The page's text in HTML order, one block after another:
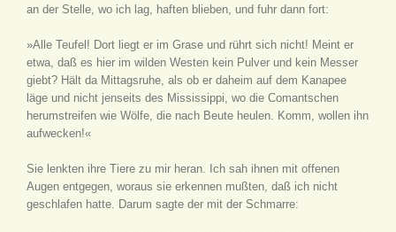
an der Stelle, wo ich lag, haften blieben, und fuhr dann fort:
»Alle Teufel! Dort liegt er im Grase und rührt sich nicht! Meint er
etwa, daß es hier im wilden Westen kein Pulver und kein Messer
giebt? Hält da Mittagsruhe, als ob er daheim auf dem Kanapee
läge und nicht jenseits des Mississippi, wo die Comantschen
herumstreifen wie Wölfe, die nach Beute heulen. Komm, wollen ihn
aufwecken!«
Sie lenkten ihre Tiere zu mir heran. Ich sah ihnen mit offenen
Augen entgegen, woraus sie erkennen mußten, daß ich nicht
geschlafen hatte. Darum sagte der mit der Schmarre: